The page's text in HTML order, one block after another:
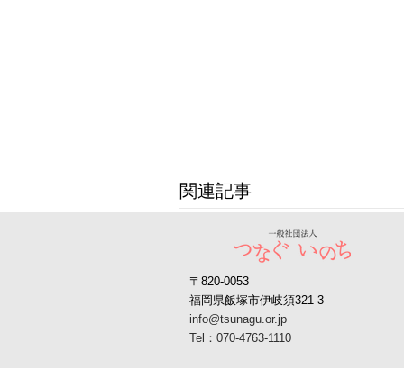
関連記事
〒820-0053
福岡県飯塚市伊岐須321-3
info@tsunagu.or.jp
Tel：070-4763-1110